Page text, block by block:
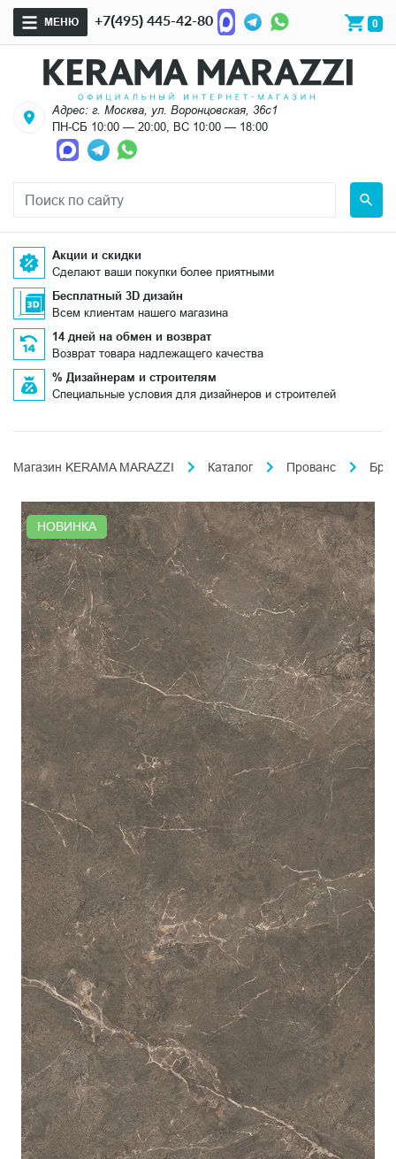
МЕНЮ +7(495) 445-42-80 0
Адрес: г. Москва, ул. Воронцовская, 36с1
ПН-СБ 10:00 — 20:00, ВС 10:00 — 18:00
Акции и скидки
Сделают ваши покупки более приятными
Бесплатный 3D дизайн
Всем клиентам нашего магазина
14 дней на обмен и возврат
Возврат товара надлежащего качества
% Дизайнерам и строителям
Специальные условия для дизайнеров и строителей
Магазин KERAMA MARAZZI Каталог Прованс
НОВИНКА